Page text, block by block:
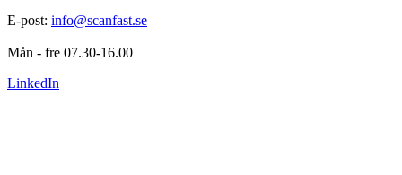
E-post: info@scanfast.se
Mån - fre 07.30-16.00
LinkedIn